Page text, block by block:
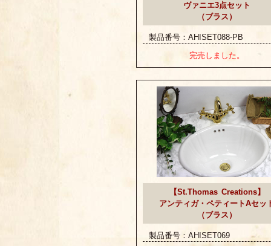
ヴァニエ3点セット
（ブラス）
製品番号：AHISET088-PB
完売しました。
【St.Thomas Creations】
アンティガ・ペティートAセッ
（ブラス）
製品番号：AHISET069